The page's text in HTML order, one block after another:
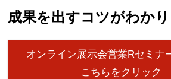
成果を出すコツがわかり
オンライン展示会営業Rセミナ
こちらをクリック